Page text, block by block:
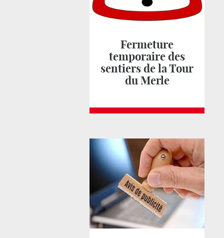
Fermeture
temporaire des
sentiers de la Tour
du Merle